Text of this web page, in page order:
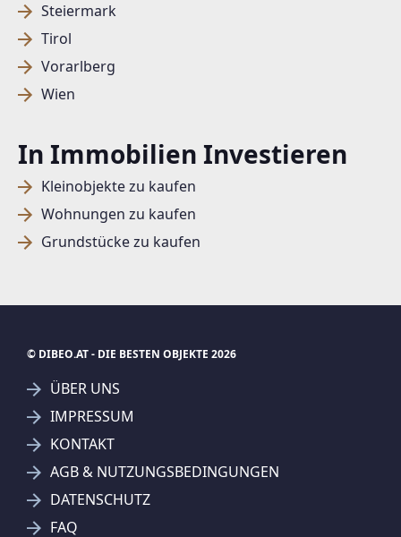
Steiermark
Tirol
Vorarlberg
Wien
In Immobilien Investieren
Kleinobjekte zu kaufen
Wohnungen zu kaufen
Grundstücke zu kaufen
SUCHAGENT ANLEGEN FÜR DIE
AKTUELLEN SUCHKRITERIEN
© DIBEO.AT - DIE BESTEN OBJEKTE 2026
ÜBER UNS
IMPRESSUM
KONTAKT
AGB & NUTZUNGSBEDINGUNGEN
DATENSCHUTZ
FAQ